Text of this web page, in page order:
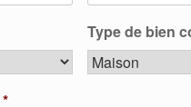
Type de bien
*